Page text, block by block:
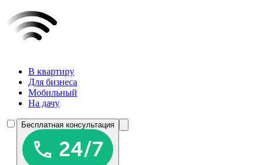
В квартиру
Для бизнеса
Мобильный
На дачу
Бесплатная консультация